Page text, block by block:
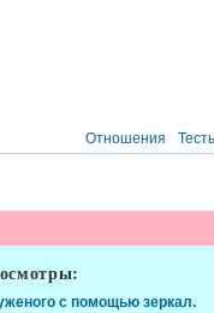
Отношения
с помощью зеркал.